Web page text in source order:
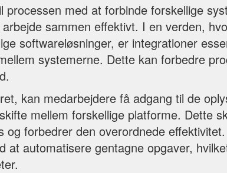
processen med at forbinde forskellige
sammen effektivt. I en verden,
softwareløsninger, er integrationer
systemerne. Dette kan forbedre
kan medarbejdere få adgang til de
mellem forskellige platforme. Dette
og forbedrer den overordnede
at automatisere gentagne opgaver,